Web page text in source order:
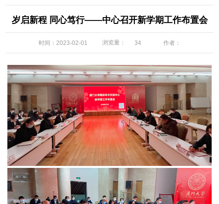
岁启新程 同心笃行——中心召开新学期工作布置会
时间：2023-02-01 浏览量： 34 作者：